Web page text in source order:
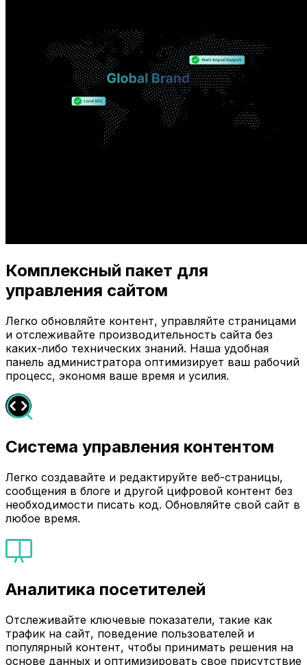
Комплексный пакет для
управления сайтом
Легко обновляйте контент, управляйте страницами
и отслеживайте производительность сайта без
каких-либо технических знаний. Наша удобная
панель администратора оптимизирует ваш рабочий
процесс, экономя ваше время и усилия.
Система управления контентом
Легко создавайте и редактируйте веб-страницы,
сообщения в блоге и другой цифровой контент без
необходимости писать код. Обновляйте свой сайт в
любое время.
Аналитика посетителей
Отслеживайте ключевые показатели, такие как
трафик на сайт, поведение пользователей и
популярный контент, чтобы принимать решения на
основе данных и оптимизировать свое присутствие